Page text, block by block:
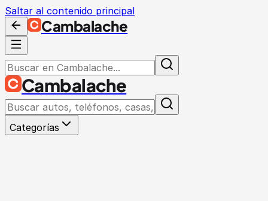
Saltar al contenido principal
Cambalache
Cambalache
Categorías